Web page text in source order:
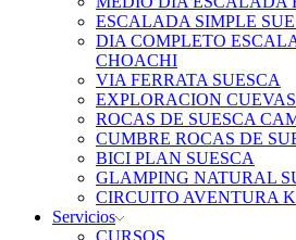
ESCALADA SIMPLE
DIA COMPLETO
CHOACHI
VIA FERRATA SUESCA
EXPLORACION
ROCAS DE SUESCA
CUMBRE ROCAS DE
BICI PLAN SUESCA
GLAMPING NATURAL
CIRCUITO AVENTURA
Servicios